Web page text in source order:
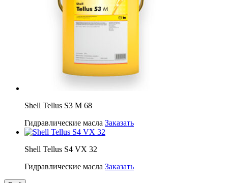
Shell Tellus S3 M 68
Гидравлические масла Заказать
Shell Tellus S4 VX 32
Гидравлические масла Заказать